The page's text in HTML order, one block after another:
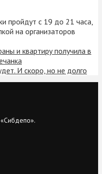
пройдут с 19 до 21 часа,
на организаторов
и квартиру получила в
И скоро, но не долго